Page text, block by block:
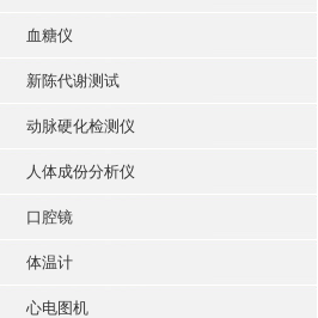
血糖仪
新陈代谢测试
动脉硬化检测仪
人体成份分析仪
口腔镜
体温计
心电图机